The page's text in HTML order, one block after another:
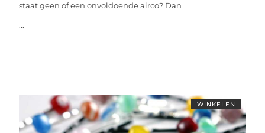
staat geen of een onvoldoende airco? Dan
...
WINKELEN